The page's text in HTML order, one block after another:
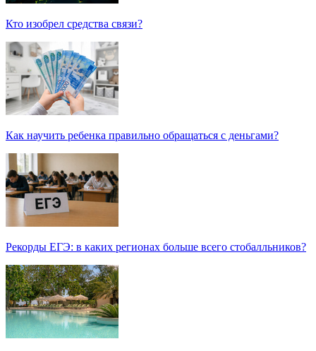
Кто изобрел средства связи?
Как научить ребенка правильно обращаться с деньгами?
Рекорды ЕГЭ: в каких регионах больше всего стобалльников?